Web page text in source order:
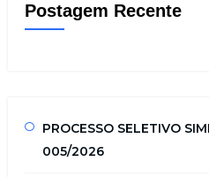
Postagem Recente
PROCESSO SELETIVO
005/2026